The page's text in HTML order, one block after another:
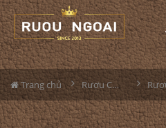
Trang chủ Rượu Camus